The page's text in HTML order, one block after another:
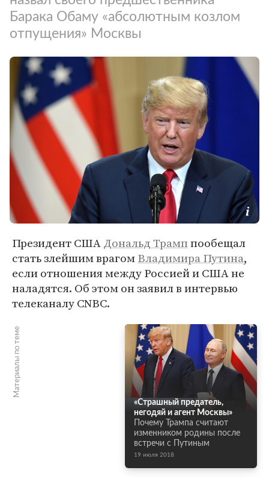
Барака Обаму «абсолютным козлом
отпущения» Москвы
Президент СШАДональд Трамппообещал
стать злейшим врагомВладимира Путина,
если отношения между Россией и США не
наладятся. Об этом он заявил в интервью
телеканалу CNBC.
Материалы по теме
«Страшный предатель,
негодяй и агент Москвы»
Почему Трампа считают
изменником родины после
встречи с Путиным
19 июля 2018